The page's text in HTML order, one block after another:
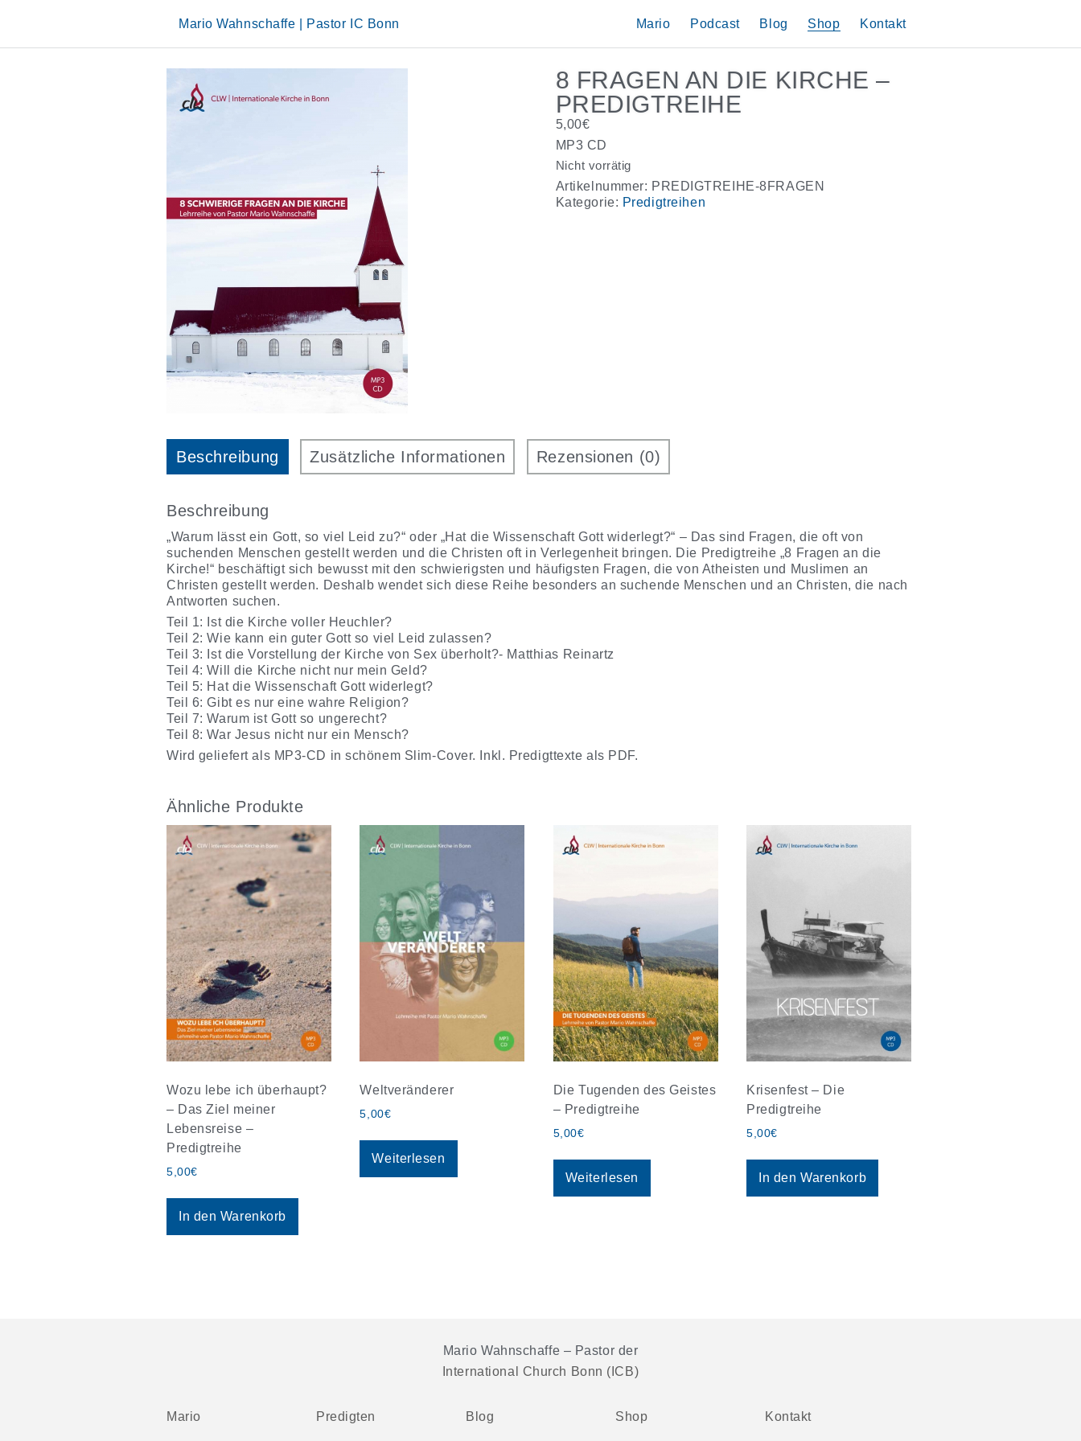
Mario Wahnschaffe | Pastor IC Bonn Mario Podcast Blog Shop
Gespräch
Weitere Bücher
Predigtreihen
Kontakt
Impressum
8 FRAGEN AN DIE KIRCHE –
PREDIGTREIHE
5,00€
MP3 CD
Nicht vorrätig
Artikelnummer: PREDIGTREIHE-8FRAGEN
Kategorie: Predigtreihen
Beschreibung Zusätzliche Informationen Rezensionen (0)
Beschreibung
„Warum lässt ein Gott, so viel Leid zu?“ oder „Hat die Wissenschaft Gott widerlegt?“ – Das sind Fragen, die oft von
suchenden Menschen gestellt werden und die Christen oft in Verlegenheit bringen. Die Predigtreihe „8 Fragen an die
Kirche!“ beschäftigt sich bewusst mit den schwierigsten und häufigsten Fragen, die von Atheisten und Muslimen an
Christen gestellt werden. Deshalb wendet sich diese Reihe besonders an suchende Menschen und an Christen, die nach
Antworten suchen.
Teil 1: Ist die Kirche voller Heuchler?
Teil 2: Wie kann ein guter Gott so viel Leid zulassen?
Teil 3: Ist die Vorstellung der Kirche von Sex überholt?- Matthias Reinartz
Teil 4: Will die Kirche nicht nur mein Geld?
Teil 5: Hat die Wissenschaft Gott widerlegt?
Teil 6: Gibt es nur eine wahre Religion?
Teil 7: Warum ist Gott so ungerecht?
Teil 8: War Jesus nicht nur ein Mensch?
Wird geliefert als MP3-CD in schönem Slim-Cover. Inkl. Predigttexte als PDF.
Ähnliche Produkte
Wozu lebe ich überhaupt?
– Das Ziel meiner
Lebensreise –
Predigtreihe
5,00€
In den Warenkorb
Weltveränderer
5,00€
Weiterlesen
Die Tugenden des Geistes
– Predigtreihe
5,00€
Weiterlesen
Krisenfest – Die
Predigtreihe
5,00€
In den Warenkorb
Mario Wahnschaffe – Pastor der
International Church Bonn (ICB)
Mario Predigten Blog Shop Kontakt